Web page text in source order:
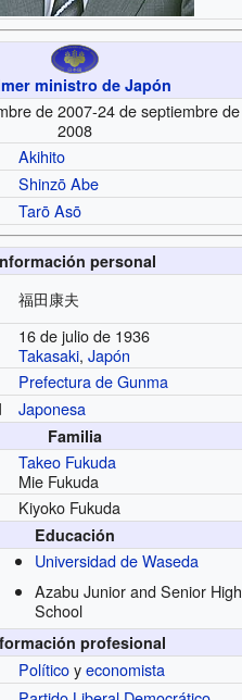
ministro de Japón
de 2007-24 de septiembre de
2008
Akihito
Shinzō Abe
Tarō Asō
personal
福田康夫
16 de julio de 1936
Takasaki,Japón
Prefectura de Gunma
Japonesa
Familia
Takeo Fukuda
Mie Fukuda
Kiyoko Fukuda
Educación
Universidad de Waseda
Azabu Junior and Senior High
School
profesional
Políticoyeconomista